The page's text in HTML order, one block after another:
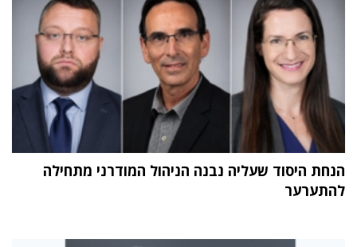
הנחת היסוד שעליה נבנה הניהול המודרני מתחילה
להתערער